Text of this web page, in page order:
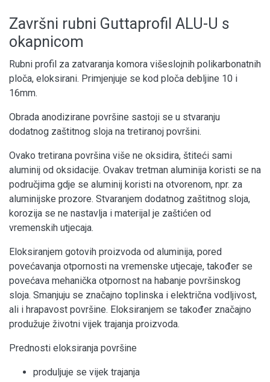
Završni rubni Guttaprofil ALU-U s
okapnicom
Rubni profil za zatvaranja komora višeslojnih polikarbonatnih
ploča, eloksirani. Primjenjuje se kod ploča debljine 10 i
16mm.
Obrada anodizirane površine sastoji se u stvaranju
dodatnog zaštitnog sloja na tretiranoj površini.
Ovako tretirana površina više ne oksidira, štiteći sami
aluminij od oksidacije. Ovakav tretman aluminija koristi se na
područjima gdje se aluminij koristi na otvorenom, npr. za
aluminijske prozore. Stvaranjem dodatnog zaštitnog sloja,
korozija se ne nastavlja i materijal je zaštićen od
vremenskih utjecaja.
Eloksiranjem gotovih proizvoda od aluminija, pored
povećavanja otpornosti na vremenske utjecaje, također se
povećava mehanička otpornost na habanje površinskog
sloja. Smanjuju se značajno toplinska i električna vodljivost,
ali i hrapavost površine. Eloksiranjem se također značajno
produžuje životni vijek trajanja proizvoda.
Prednosti eloksiranja površine
produljuje se vijek trajanja